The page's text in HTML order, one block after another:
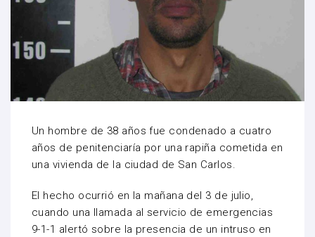
Un hombre de 38 años fue condenado a cuatro
años de penitenciaría por una rapiña cometida en
una vivienda de la ciudad de San Carlos.
El hecho ocurrió en la mañana del 3 de julio,
cuando una llamada al servicio de emergencias
9-1-1 alertó sobre la presencia de un intruso en